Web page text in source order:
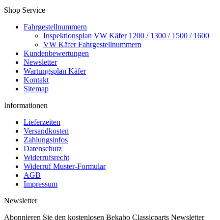
Shop Service
Fahrgestellnummern
Inspektionsplan VW Käfer 1200 / 1300 / 1500 / 1600
VW Käfer Fahrgestellnummern
Kundenbewertungen
Newsletter
Wartungsplan Käfer
Kontakt
Sitemap
Informationen
Lieferzeiten
Versandkosten
Zahlungsinfos
Datenschutz
Widerrufsrecht
Widerruf Muster-Formular
AGB
Impressum
Newsletter
Abonnieren Sie den kostenlosen Bekabo Classicparts Newsletter